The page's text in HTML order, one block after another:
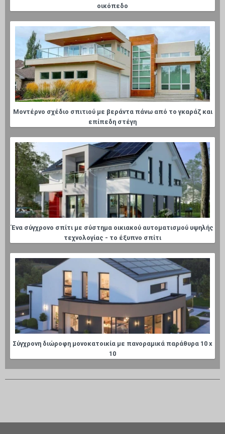
οικόπεδο
Μοντέρνο σχέδιο σπιτιού με βεράντα πάνω από το γκαράζ και
επίπεδη στέγη
Ένα σύγχρονο σπίτι με σύστημα οικιακού αυτοματισμού υψηλής
τεχνολογίας - το έξυπνο σπίτι
Σύγχρονη διώροφη μονοκατοικία με πανοραμικά παράθυρα 10 x
10